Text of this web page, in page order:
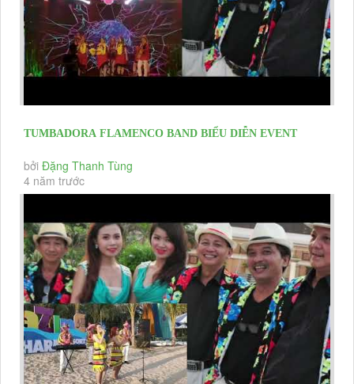
TUMBADORA FLAMENCO BAND BIỂU DIỄN EVENT
,HNKH , CHRISTMAS & YEAR END...
bởi Đặng Thanh Tùng
4 năm trước